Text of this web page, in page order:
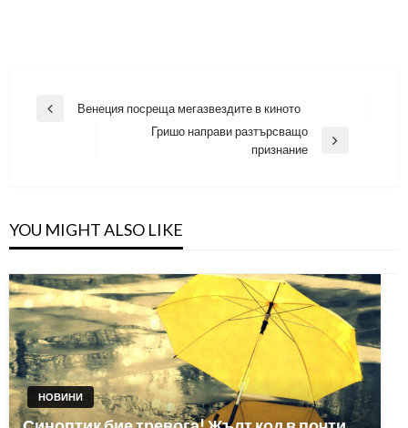
Навигация
Previous
Венеция посреща мегазвездите в киното
Гришо направи разтърсващо
признание
YOU MIGHT ALSO LIKE
НОВИНИ